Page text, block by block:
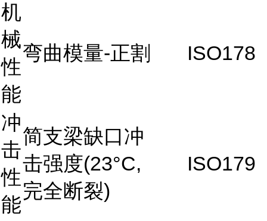
机
械
性
能
弯曲模量-正割 ISO178
冲
击
性
能
简支梁缺口冲
击强度(23°C,
完全断裂)
ISO179